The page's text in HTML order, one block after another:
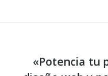
«Potencia tu